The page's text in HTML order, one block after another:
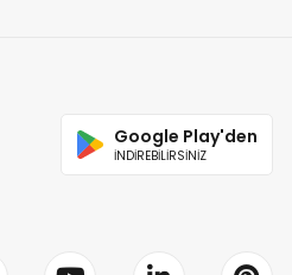
Google Play'den
İNDİREBİLİRSİNİZ